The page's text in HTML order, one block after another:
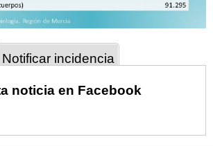
Notificar incidencia
noticia en Facebook